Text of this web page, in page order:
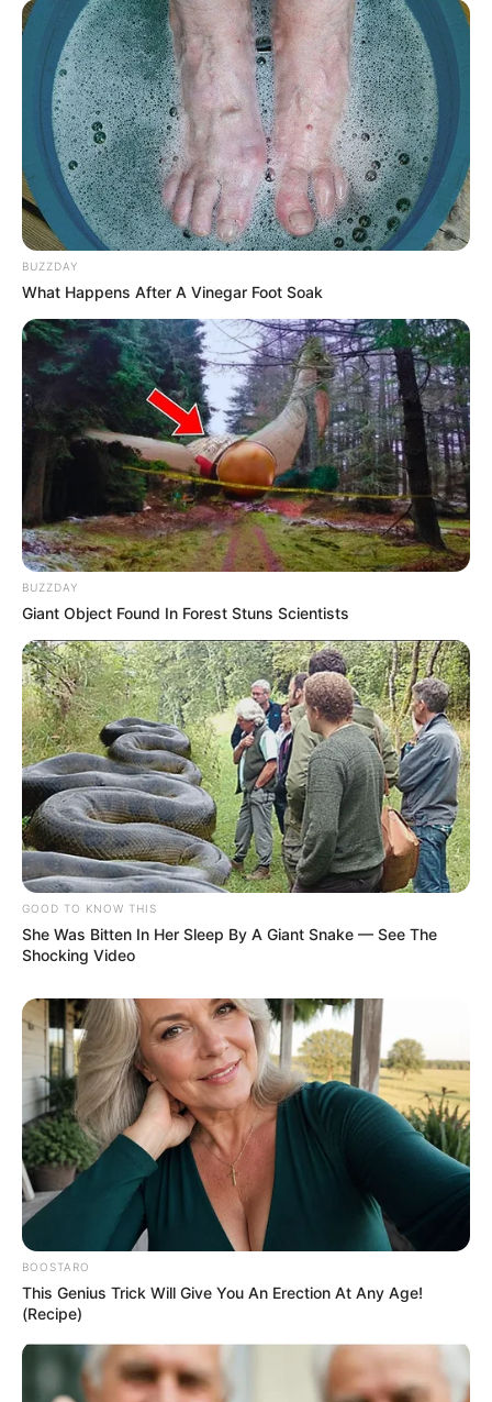
BUZZDAY
What Happens After A Vinegar Foot Soak
BUZZDAY
Giant Object Found In Forest Stuns Scientists
GOOD TO KNOW THIS
She Was Bitten In Her Sleep By A Giant Snake — See The
Shocking Video
BOOSTARO
This Genius Trick Will Give You An Erection At Any Age!
(Recipe)